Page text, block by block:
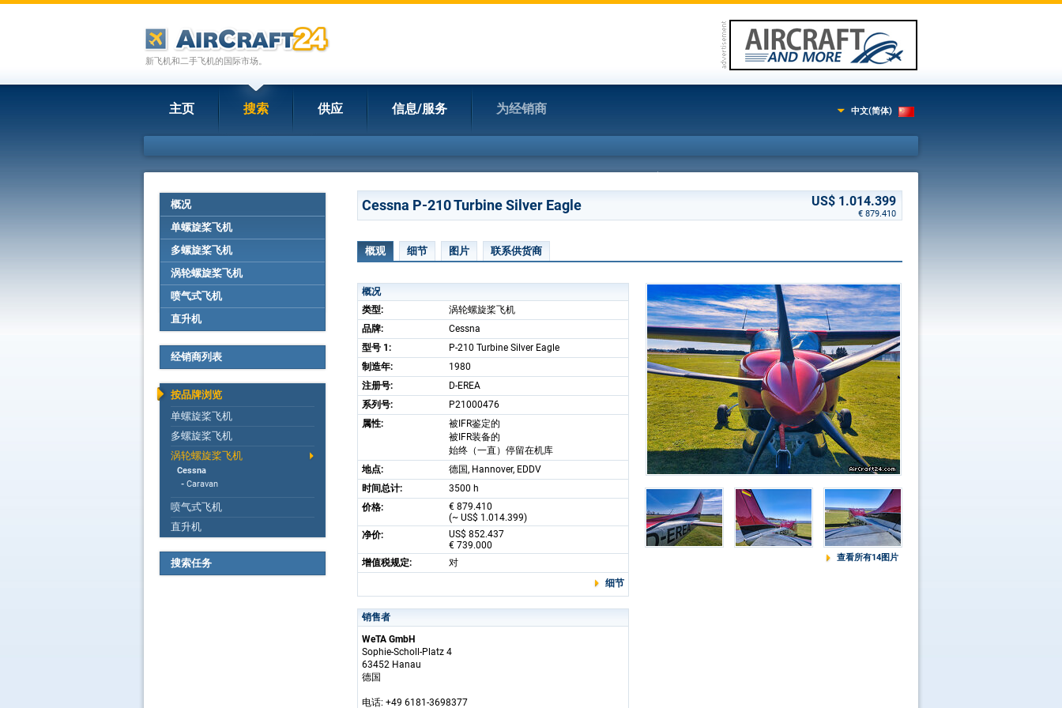
新飞机和二手飞机的国际市场。
主页 搜索 供应 信息/服务 为经销商 中文(简体)
概况
单螺旋桨飞机
多螺旋桨飞机
涡轮螺旋桨飞机
喷气式飞机
直升机
经销商列表
按品牌浏览
单螺旋桨飞机
多螺旋桨飞机
涡轮螺旋桨飞机
Cessna
- Caravan
喷气式飞机
直升机
搜索任务
Cessna P-210 Turbine Silver Eagle US$ 1.014.399
€ 879.410
概观 细节 图片 联系供货商
概况
类型:
涡轮螺旋桨飞机
品牌:
Cessna
型号 1:
P-210 Turbine Silver Eagle
制造年:
1980
注册号:
D-EREA
系列号:
P21000476
属性:
被IFR鉴定的
被IFR装备的
始终（一直）停留在机库
地点:
德国, Hannover, EDDV
时间总计:
3500 h
价格:
€ 879.410
(~ US$ 1.014.399)
净价:
US$ 852.437
€ 739.000
增值税规定:
对
细节
销售者
WeTA GmbH
Sophie-Scholl-Platz 4
63452 Hanau
德国
电话: +49 6181-3698377
查看所有14图片